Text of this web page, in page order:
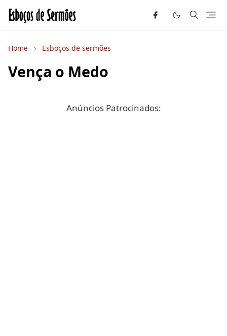
Home Esboços de sermões
Vença o Medo
Anúncios Patrocinados: